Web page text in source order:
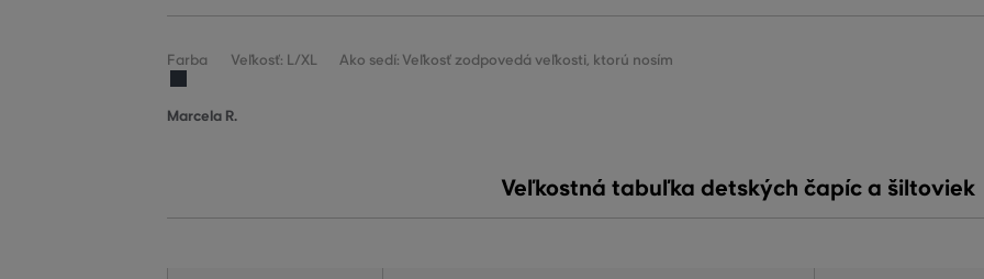
Farba Veľkosť: L/XL Ako sedí: Veľkosť zodpovedá veľkosti, ktorú nosím
Marcela R.
Veľkostná tabuľka detských čapíc a šiltoviek